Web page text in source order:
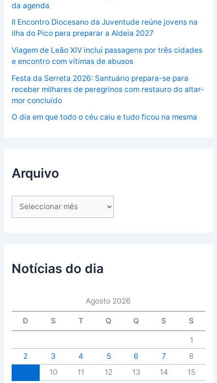
da agenda
II Encontro Diocesano da Juventude reúne jovens na
ilha do Pico para preparar a Aldeia 2027
Viagem de Leão XIV inclui passagens por três cidades
e encontro com vítimas de abusos
Festa da Serreta 2026: Santuário prepara-se para
receber milhares de peregrinos com restauro do altar-
mor concluído
O dia em que todo o céu caiu e tudo ficou na mesma
Arquivo
Notícias do dia
Agosto 2026
D S T Q Q S S
1
2
3 4 5 6 7
8
10 11 12 13 14
15